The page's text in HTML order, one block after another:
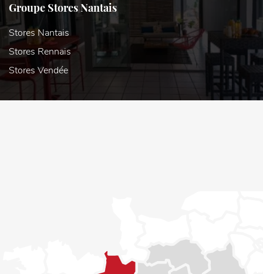
Groupe Stores Nantais
Stores Nantais
Stores Rennais
Stores Vendée